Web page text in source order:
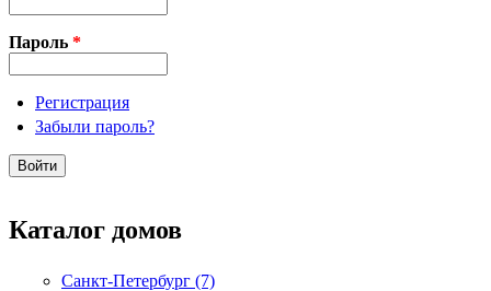
Пароль *
Регистрация
Забыли пароль?
Каталог домов
Санкт-Петербург (7)